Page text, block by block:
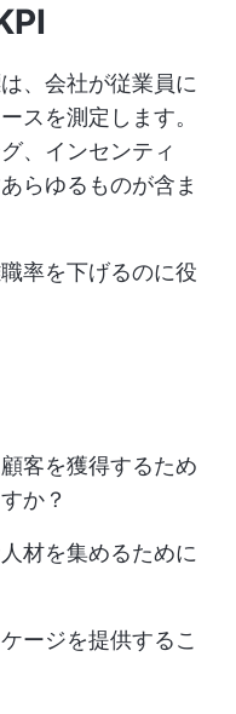
、会社が従業員に
スを測定します。
、インセンティ
らゆるものが含ま
率を下げるのに役
客を獲得するため
か？
材を集めるために
ージを提供するこ